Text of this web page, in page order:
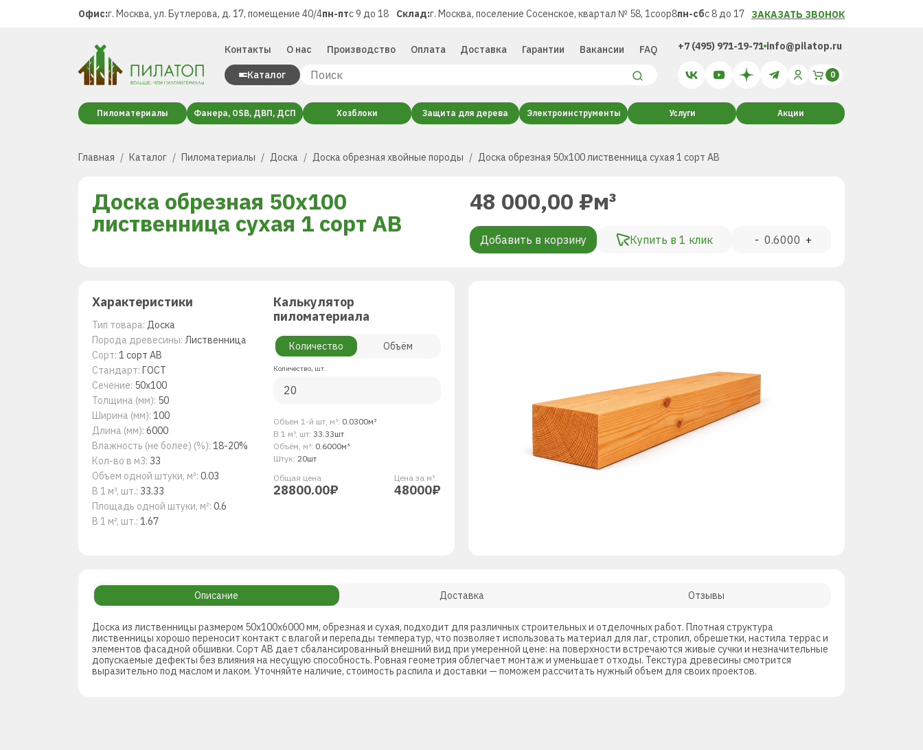
Офис:г. Москва, ул. Бутлерова, д. 17, помещение 40/4пн-птс 9 до 18 Склад:г. Москва, поселение Сосенское, квартал № 58, 1соор8пн-сбс 8 до 17 ЗАКАЗАТЬ ЗВОНОК
Контакты О нас Производство Оплата Доставка Гарантии Вакансии FAQ
Каталог
+7 (495) 971-19-71 info@pilatop.ru
Пиломатериалы Фанера, OSB, ДВП, ДСП Хозблоки Защита для дерева Электроинструменты Услуги Акции
Главная Каталог Пиломатериалы Доска Доска обрезная хвойные породы Доска обрезная 50х100 лиственница сухая 1 сорт AB
Доска обрезная 50х100
лиственница сухая 1 сорт AB
48 000,00 ₽м³
Добавить в корзину Купить в 1 клик - +
Характеристики
Тип товара: Доска
Порода древесины: Лиственница
Сорт: 1 сорт AB
Стандарт: ГОСТ
Сечение: 50x100
Толщина (мм): 50
Ширина (мм): 100
Длина (мм): 6000
Влажность (не более) (%): 18-20%
Кол-во в м3: 33
Объем одной штуки, м³: 0.03
В 1 м³, шт.: 33.33
Площадь одной штуки, м²: 0.6
В 1 м², шт.: 1.67
Калькулятор
пиломатериала
Количество Объём
Количество, шт.
Объём 1-й шт, м³: 0.0300м³
В 1 м³, шт: 33.33шт
Объём, м³: 0.6000м³
Штук: 20шт
Общая ценa
28800.00₽
Цена за м³.
48000₽
Описание Доставка Отзывы
Доска из лиственницы размером 50х100х6000 мм, обрезная и сухая, подходит для различных строительных и отделочных работ. Плотная структура
лиственницы хорошо переносит контакт с влагой и перепады температур, что позволяет использовать материал для лаг, стропил, обрешетки, настила террас и
элементов фасадной обшивки. Сорт АВ дает сбалансированный внешний вид при умеренной цене: на поверхности встречаются живые сучки и незначительные
допускаемые дефекты без влияния на несущую способность. Ровная геометрия облегчает монтаж и уменьшает отходы. Текстура древесины смотрится
выразительно под маслом и лаком. Уточняйте наличие, стоимость распила и доставки — поможем рассчитать нужный объем для своих проектов.